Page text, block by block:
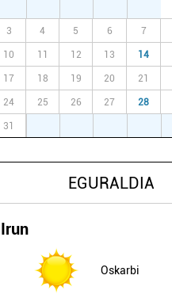
3 4 5 6 7
10 11 12 13 14
17 18 19 20 21
24 25 26 27 28
31
EGURALDIA
Irun
Oskarbi